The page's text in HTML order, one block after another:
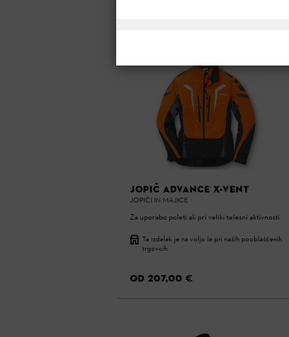
JOPIČ ADVANCE X-VENT
JOPIČI IN MAJICE
Za uporabo poleti ali pri veliki telesni aktivnosti
Ta izdelek je na voljo le pri naših pooblaščenih
trgovcih
OD 207,00 €